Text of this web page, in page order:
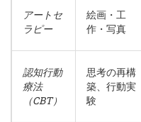
アートセ
ラピー
絵画・工
作・写真
認知行動
療法
（CBT）
思考の再構
築、行動実
験